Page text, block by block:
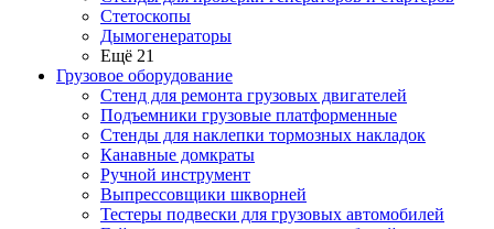
Стетоскопы
Дымогенераторы
Ещё 21
Грузовое оборудование
Стенд для ремонта грузовых двигателей
Подъемники грузовые платформенные
Стенды для наклепки тормозных накладок
Канавные домкраты
Ручной инструмент
Выпрессовщики шкворней
Тестеры подвески для грузовых автомобилей